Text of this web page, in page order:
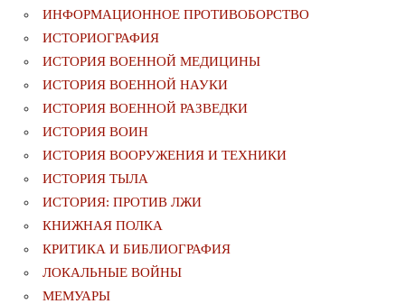
ИНФОРМАЦИОННОЕ ПРОТИВОБОРСТВО
ИСТОРИОГРАФИЯ
ИСТОРИЯ ВОЕННОЙ МЕДИЦИНЫ
ИСТОРИЯ ВОЕННОЙ НАУКИ
ИСТОРИЯ ВОЕННОЙ РАЗВЕДКИ
ИСТОРИЯ ВОИН
ИСТОРИЯ ВООРУЖЕНИЯ И ТЕХНИКИ
ИСТОРИЯ ТЫЛА
ИСТОРИЯ: ПРОТИВ ЛЖИ
КНИЖНАЯ ПОЛКА
КРИТИКА И БИБЛИОГРАФИЯ
ЛОКАЛЬНЫЕ ВОЙНЫ
МЕМУАРЫ